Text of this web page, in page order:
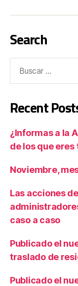
Search
Recent
¿Informas a la
de los que
Noviembre,
Las acciones
caso a caso
Publicado el
traslado de
Publicado el